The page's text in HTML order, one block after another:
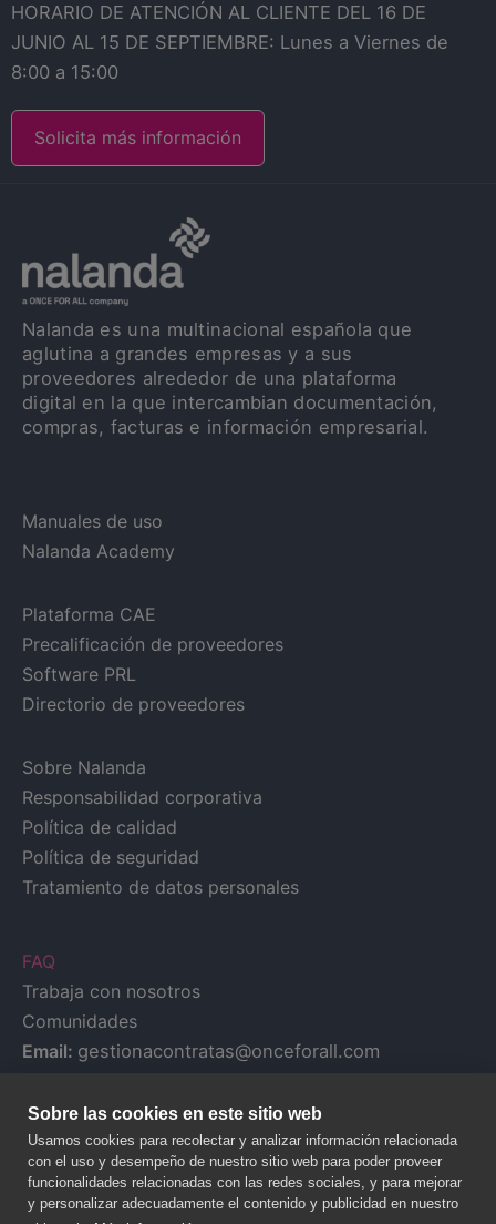
HORARIO DE ATENCIÓN AL CLIENTE DEL 16 DE
JUNIO AL 15 DE SEPTIEMBRE: Lunes a Viernes de
8:00 a 15:00
Solicita más información
Nalanda es una multinacional española que
aglutina a grandes empresas y a sus
proveedores alrededor de una plataforma
digital en la que intercambian documentación,
compras, facturas e información empresarial.
Manuales de uso
Nalanda Academy
Plataforma CAE
Precalificación de proveedores
Software PRL
Directorio de proveedores
Sobre Nalanda
Responsabilidad corporativa
Política de calidad
Política de seguridad
Tratamiento de datos personales
FAQ
Trabaja con nosotros
Comunidades
Email: gestionacontratas@onceforall.com
Sobre las cookies en este sitio web
Usamos cookies para recolectar y analizar información relacionada
con el uso y desempeño de nuestro sitio web para poder proveer
funcionalidades relacionadas con las redes sociales, y para mejorar
y personalizar adecuadamente el contenido y publicidad en nuestro